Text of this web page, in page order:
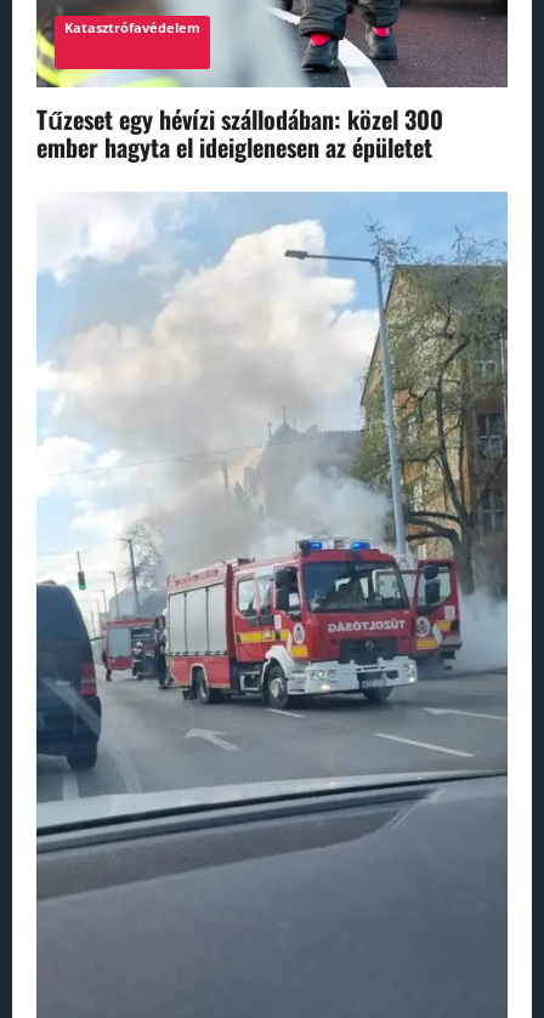
Katasztrófavédelem
Tűzeset egy hévízi szállodában: közel 300
ember hagyta el ideiglenesen az épületet